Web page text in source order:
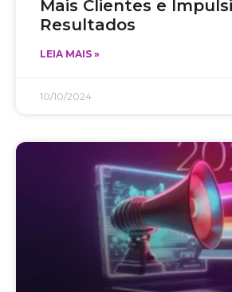
Mais Clientes e
Resultados
LEIA MAIS »
10/10/2024